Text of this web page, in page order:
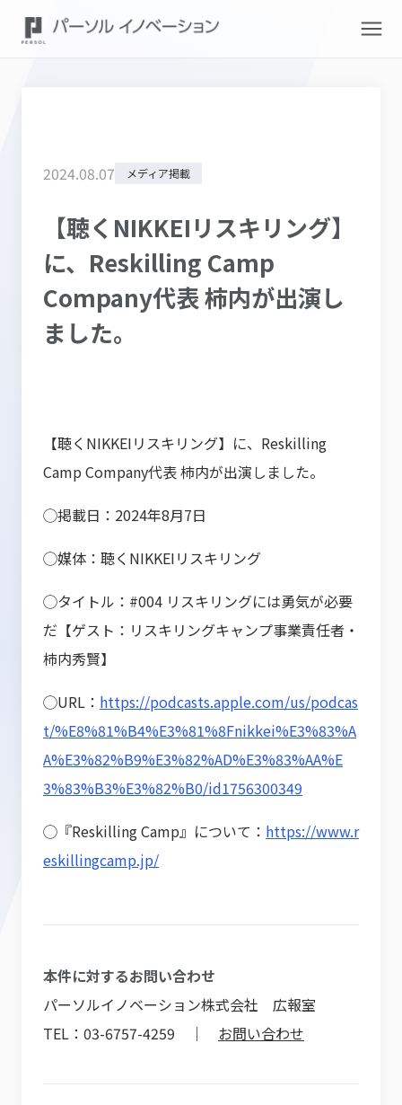
2024.08.07 メディア掲載
【聴くNIKKEIリスキリング】
に、Reskilling Camp
Company代表 柿内が出演し
ました。
【聴くNIKKEIリスキリング】に、Reskilling
Camp Company代表 柿内が出演しました。
◯掲載日：2024年8月7日
◯媒体：聴くNIKKEIリスキリング
◯タイトル：#004 リスキリングには勇気が必要
だ【ゲスト：リスキリングキャンプ事業責任者・
柿内秀賢】
◯URL： https://podcasts.apple.com/us/podcas
t/%E8%81%B4%E3%81%8Fnikkei%E3%83%A
A%E3%82%B9%E3%82%AD%E3%83%AA%E
3%83%B3%E3%82%B0/id1756300349
◯『Reskilling Camp』について： https://www.r
eskillingcamp.jp/
本件に対するお問い合わせ
パーソルイノベーション株式会社 広報室
TEL：03-6757-4259 ｜ お問い合わせ